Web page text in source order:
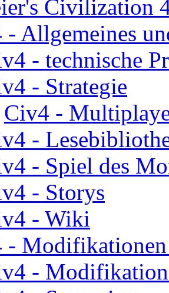
Civilization
- Allgemeines
- technische
- Strategie
Civ4 -
-
- Spiel des
- Storys
- Wiki
-
-